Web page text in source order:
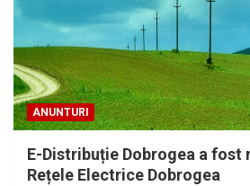
ANUNTURI
E-Distribuție Dobrogea a fost
Rețele Electrice Dobrogea